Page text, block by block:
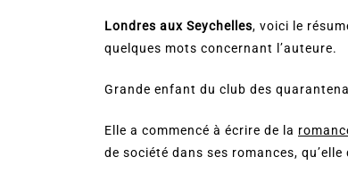
Londres aux Seychelles, voici le
quelques mots concernant l’auteure.
Grande enfant du club des
Elle a commencé à écrire de la
de société dans ses romances,